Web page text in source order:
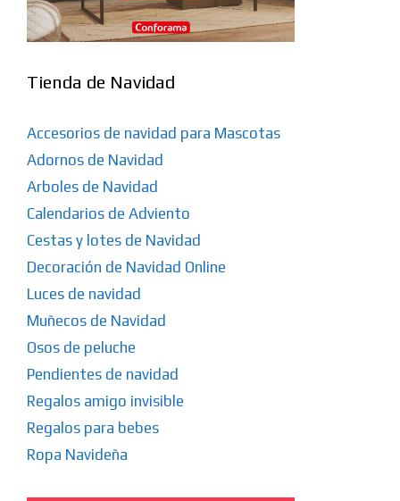
Tienda de Navidad
Accesorios de navidad para Mascotas
Adornos de Navidad
Arboles de Navidad
Calendarios de Adviento
Cestas y lotes de Navidad
Decoración de Navidad Online
Luces de navidad
Muñecos de Navidad
Osos de peluche
Pendientes de navidad
Regalos amigo invisible
Regalos para bebes
Ropa Navideña